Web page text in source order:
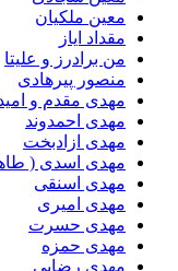
معین ملکیان
مقداد ایاز
من برادرز و علیتا
منصور پیرهادی
مهدى مقدم و
مهدی احمدوند
مهدی ازادبخت
مهدی اسدی (
مهدی اسنقی
مهدی امیری
مهدی حسرت
مهدی حمزه
مهدی رضایی